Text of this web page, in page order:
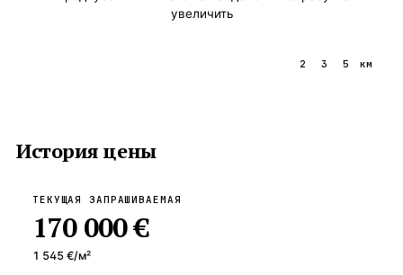
увеличить
2 3 5 км
История цены
ТЕКУЩАЯ ЗАПРАШИВАЕМАЯ
170 000 €
1 545 €/м²